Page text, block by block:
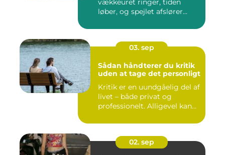
vækkeuret ringer, tiden
løber, og spejlet afslører...
03. sep
Sådan håndterer du kritik
uden at tage det personligt
Kritik er en uundgåelig del af
livet – både privat og
professionelt. Alligevel kan...
02. sep